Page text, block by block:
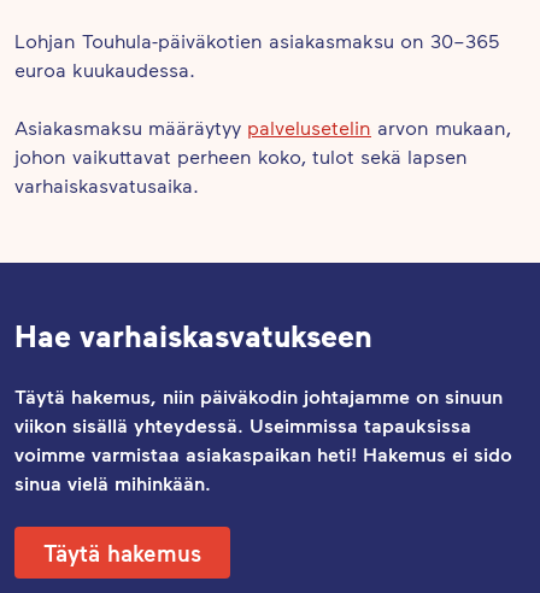
Lohjan Touhula-päiväkotien asiakasmaksu on 30–365
euroa kuukaudessa.
Asiakasmaksu määräytyy palvelusetelin arvon mukaan,
johon vaikuttavat perheen koko, tulot sekä lapsen
varhaiskasvatusaika.
Hae varhaiskasvatukseen
Täytä hakemus, niin päiväkodin johtajamme on sinuun
viikon sisällä yhteydessä. Useimmissa tapauksissa
voimme varmistaa asiakaspaikan heti! Hakemus ei sido
sinua vielä mihinkään.
Täytä hakemus